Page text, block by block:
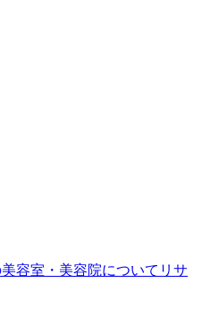
容室・美容院についてリサ